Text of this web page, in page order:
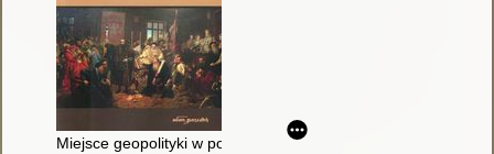
Miejsce geopolityki w polskiej myśli politycznej XIX i XX wieku